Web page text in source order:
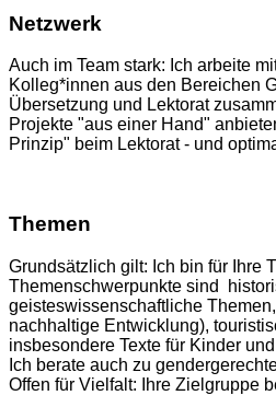
Netzwerk
Auch im Team stark: Ich arbeite
Kolleg*innen aus den Bereichen
Übersetzung und Lektorat
Projekte "aus einer Hand"
Prinzip" beim Lektorat - und
Themen
Grundsätzlich gilt: Ich bin für Ihre
Themenschwerpunkte sind
geisteswissenschaftliche
nachhaltige Entwicklung),
insbesondere Texte für Kinder
Ich berate auch zu
Offen für Vielfalt: Ihre Zielgruppe